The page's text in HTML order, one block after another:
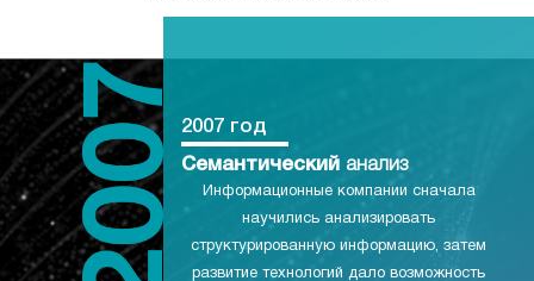
2007 год
Семантический анализ
Информационные компании сначала
научились анализировать
структурированную информацию, затем
развитие технологий дало возможность